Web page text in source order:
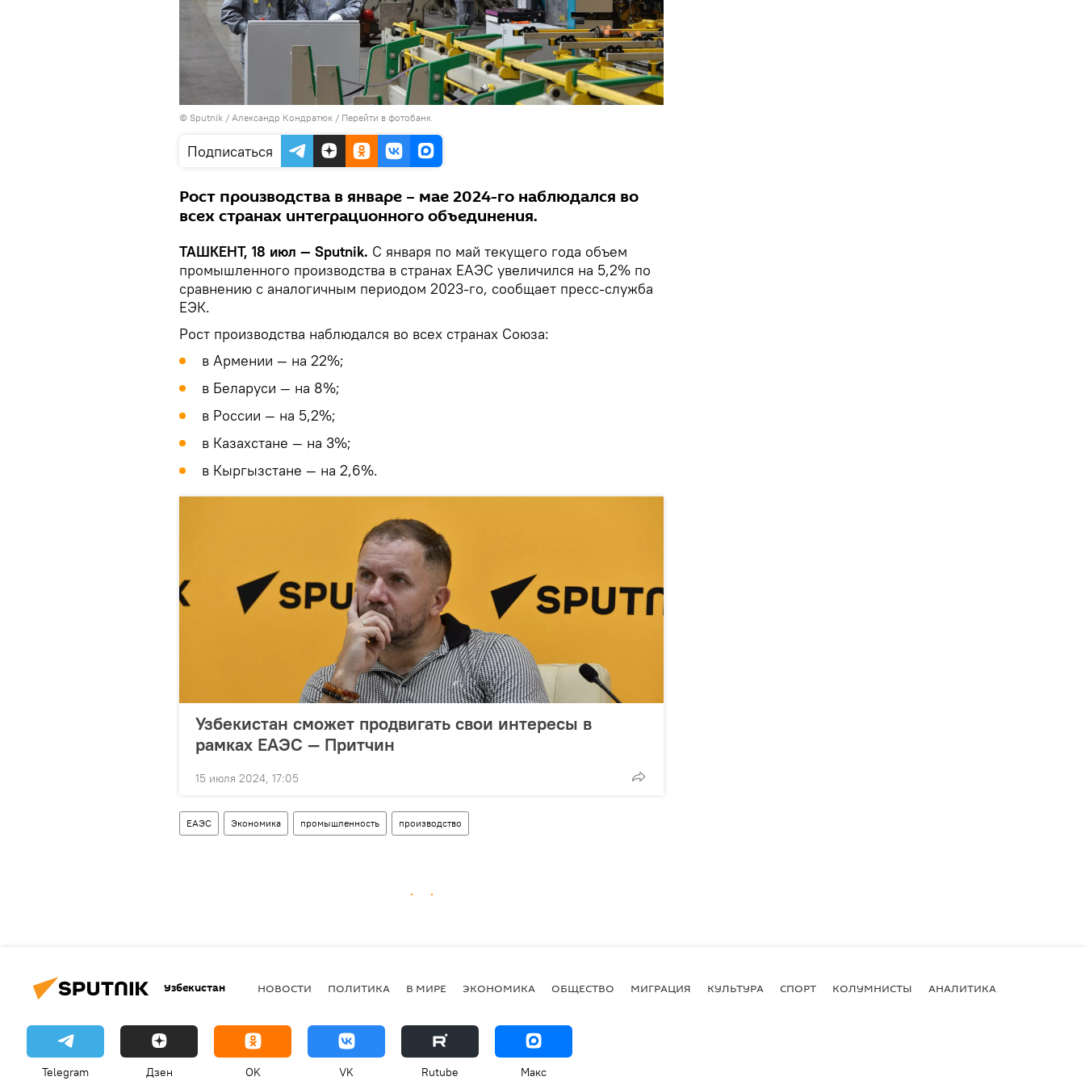
© Sputnik / Александр Кондратюк / Перейти в фотобанк
Подписаться
Рост производства в январе – мае 2024-го наблюдался во
всех странах интеграционного объединения.
ТАШКЕНТ, 18 июл — Sputnik. С января по май текущего года объем
промышленного производства в странах ЕАЭС увеличился на 5,2% по
сравнению с аналогичным периодом 2023-го, сообщает пресс-служба
ЕЭК.
Рост производства наблюдался во всех странах Союза:
в Армении — на 22%;
в Беларуси — на 8%;
в России — на 5,2%;
в Казахстане — на 3%;
в Кыргызстане — на 2,6%.
Узбекистан сможет продвигать свои интересы в
рамках ЕАЭС — Притчин
15 июля 2024, 17:05
ЕАЭС Экономика промышленность производство
Узбекистан НОВОСТИ ПОЛИТИКА В МИРЕ ЭКОНОМИКА ОБЩЕСТВО МИГРАЦИЯ КУЛЬТУРА СПОРТ КОЛУМНИСТЫ АНАЛИТИКА
Telegram Дзен OK VK Rutube Макс